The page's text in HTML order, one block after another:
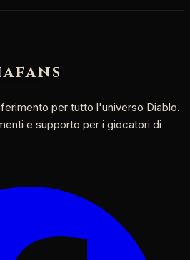
fans
per tutto l'universo Diablo.
e supporto per i giocatori di